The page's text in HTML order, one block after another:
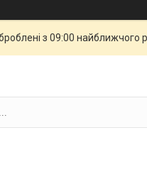
з 09:00 найближчого